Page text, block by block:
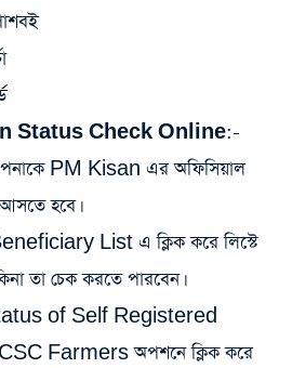
Status Check Online:-
PM Kisan এর অফিসিয়াল
হবে।
List এ ক্লিক করে লিস্টে
তা চেক করতে পারবেন।
of Self Registered
Farmers অপশনে ক্লিক করে